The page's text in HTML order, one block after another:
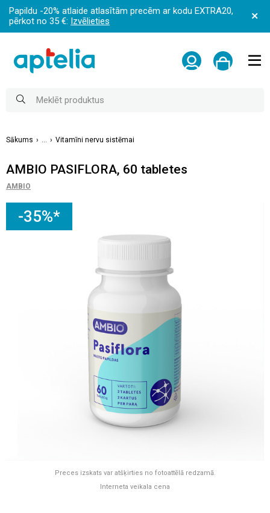
Papildu -20% atlaide atlasītām precēm ar kodu EXTRA20,
pērkot no 35 €: Izvēlieties
Sākums Vitamīni nervu sistēmai
AMBIO PASIFLORA, 60 tabletes
AMBIO
-35%*
Preces izskats var atšķirties no fotoattēlā redzamā.
Interneta veikala cena